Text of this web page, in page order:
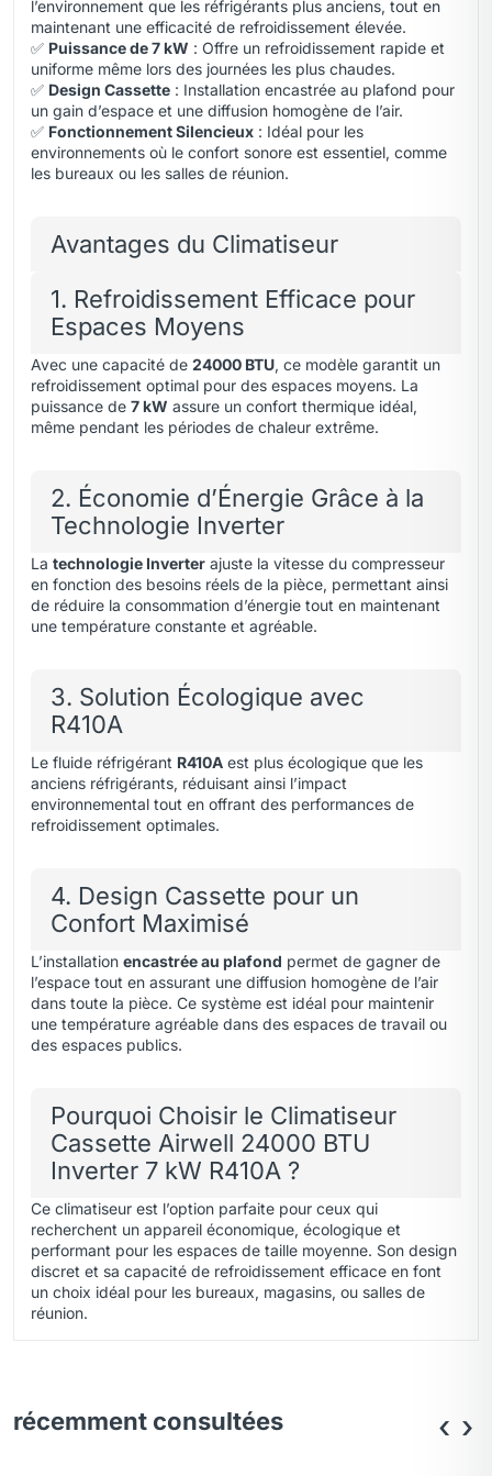
l’environnement que les réfrigérants plus anciens, tout en
maintenant une efficacité de refroidissement élevée.
✅ Puissance de 7 kW : Offre un refroidissement rapide et
uniforme même lors des journées les plus chaudes.
✅ Design Cassette : Installation encastrée au plafond pour
un gain d’espace et une diffusion homogène de l’air.
✅ Fonctionnement Silencieux : Idéal pour les
environnements où le confort sonore est essentiel, comme
les bureaux ou les salles de réunion.
Avantages du Climatiseur
1. Refroidissement Efficace pour
Espaces Moyens
Avec une capacité de 24000 BTU, ce modèle garantit un
refroidissement optimal pour des espaces moyens. La
puissance de 7 kW assure un confort thermique idéal,
même pendant les périodes de chaleur extrême.
2. Économie d’Énergie Grâce à la
Technologie Inverter
La technologie Inverter ajuste la vitesse du compresseur
en fonction des besoins réels de la pièce, permettant ainsi
de réduire la consommation d’énergie tout en maintenant
une température constante et agréable.
3. Solution Écologique avec
R410A
Le fluide réfrigérant R410A est plus écologique que les
anciens réfrigérants, réduisant ainsi l’impact
environnemental tout en offrant des performances de
refroidissement optimales.
4. Design Cassette pour un
Confort Maximisé
L’installation encastrée au plafond permet de gagner de
l’espace tout en assurant une diffusion homogène de l’air
dans toute la pièce. Ce système est idéal pour maintenir
une température agréable dans des espaces de travail ou
des espaces publics.
Pourquoi Choisir le Climatiseur
Cassette Airwell 24000 BTU
Inverter 7 kW R410A ?
Ce climatiseur est l’option parfaite pour ceux qui
recherchent un appareil économique, écologique et
performant pour les espaces de taille moyenne. Son design
discret et sa capacité de refroidissement efficace en font
un choix idéal pour les bureaux, magasins, ou salles de
réunion.
récemment consultées ‹ ›